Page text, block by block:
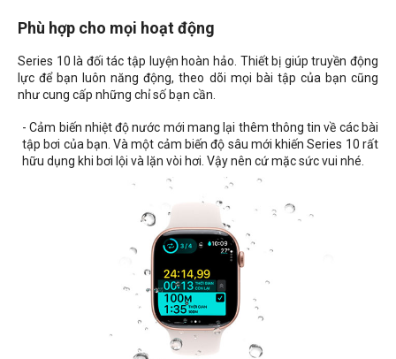
Phù hợp cho mọi hoạt động
Series 10 là đối tác tập luyện hoàn hảo. Thiết bị giúp truyền động
lực để bạn luôn năng động, theo dõi mọi bài tập của bạn cũng
như cung cấp những chỉ số bạn cần.
- Cảm biến nhiệt độ nước mới mang lại thêm thông tin về các bài
tập bơi của bạn. Và một cảm biến độ sâu mới khiến Series 10 rất
hữu dụng khi bơi lội và lặn vòi hơi. Vậy nên cứ mặc sức vui nhé.